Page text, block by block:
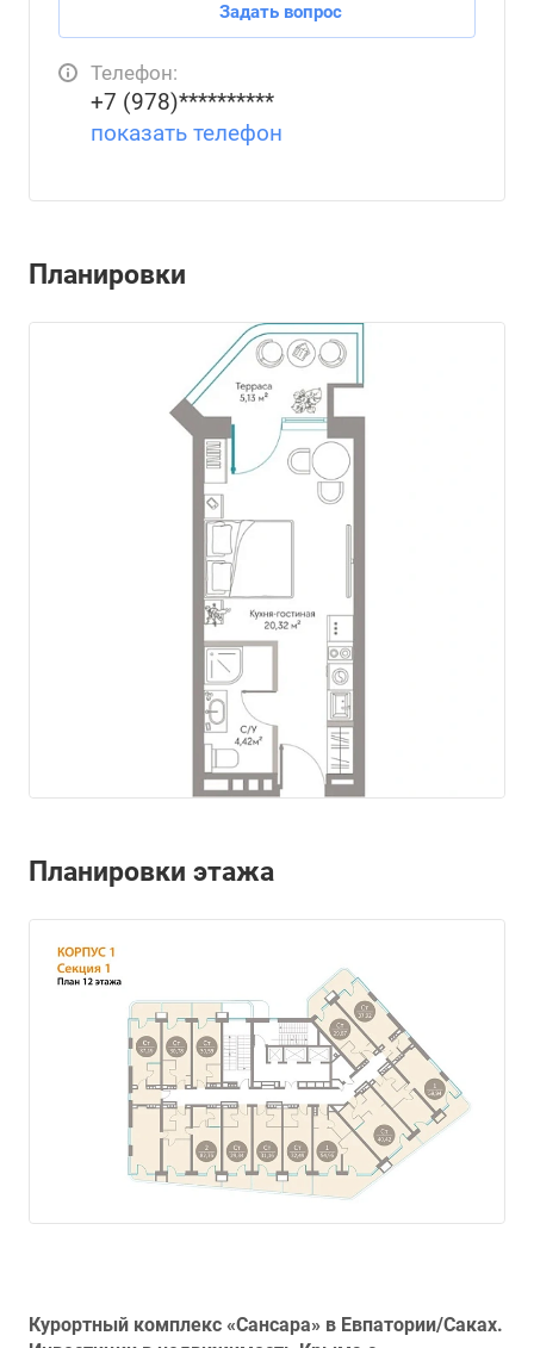
Задать вопрос
Телефон:
+7 (978)**********
показать телефон
Планировки
Планировки этажа
Курортный комплекс «Сансара» в Евпатории/Саках.